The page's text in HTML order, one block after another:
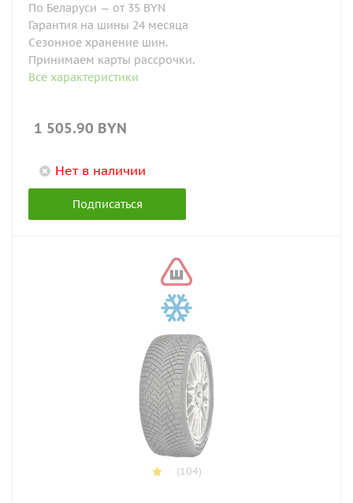
По Беларуси — от 35 BYN
Гарантия на шины 24 месяца
Сезонное хранение шин.
Принимаем карты рассрочки.
Все характеристики
1 505.90 BYN
Нет в наличии
Подписаться
(104)